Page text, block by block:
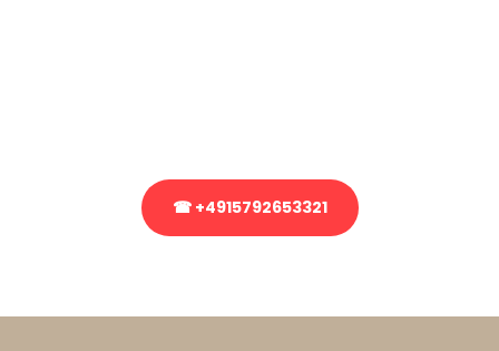
☎ +4915792653321